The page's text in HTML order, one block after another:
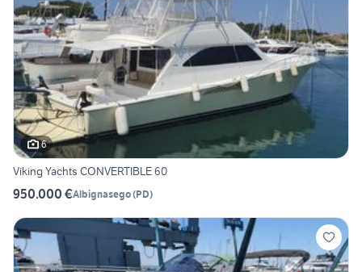
6
Viking Yachts CONVERTIBLE 60
950.000 €Albignasego(PD)